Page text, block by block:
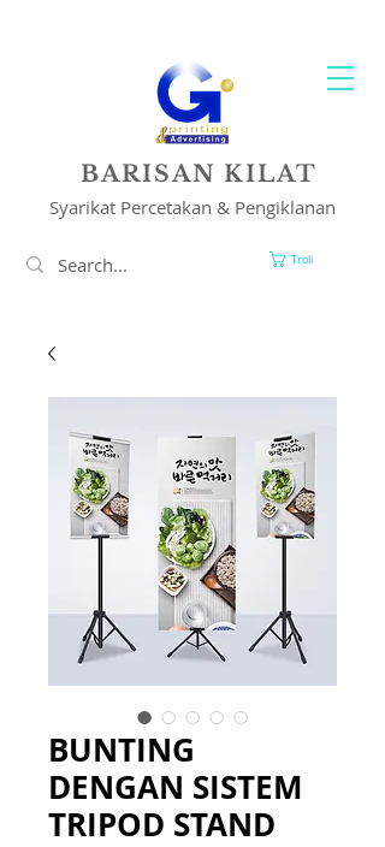
BARISAN KILAT
Syarikat Percetakan & Pengiklanan
Troli
BUNTING
DENGAN SISTEM
TRIPOD STAND